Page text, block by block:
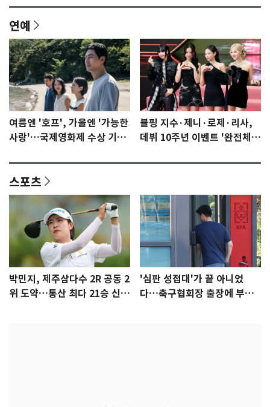
연예
여름엔 '호프', 가을엔 '가능한
사랑'…국제영화제 수상 기대
블핑 지수·제니·로제·리사,
데뷔 10주년 이벤트 '완전체'
스포츠
박민지, 제주삼다수 2R 공동 2
위 도약…통산 최다 21승 신기
'심판 성접대'가 끝 아니었
다…축구협회장 출장에 부인